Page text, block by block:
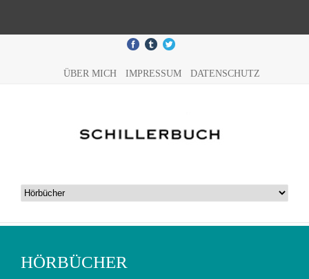
ÜBER MICH IMPRESSUM DATENSCHUTZ
HÖRBÜCHER